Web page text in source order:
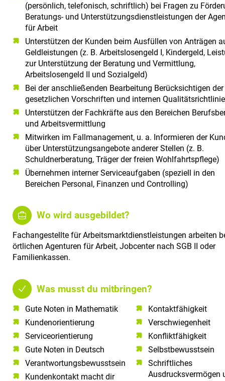
(persönlich, telefonisch, schriftlich) bei Fragen zu
Beratungs- und Unterstützungsdienstleistungen der
für Arbeit
Unterstützen der Kunden beim Ausfüllen von Anträgen
Geldleistungen (z. B. Arbeitslosengeld I, Kindergeld,
zur Unterstützung der Beratung und Vermittlung,
Arbeitslosengeld II und Sozialgeld)
Bei der anschließenden Bearbeitung Berücksichtigen der
gesetzlichen Vorschriften und internen
Unterstützen der Fachkräfte aus den Bereichen
und Arbeitsvermittlung
Mitwirken im Fallmanagement, u. a. Informieren der
über Unterstützungsangebote anderer Stellen (z. B.
Schuldnerberatung, Träger der freien Wohlfahrtspflege)
Übernehmen interner Serviceaufgaben (speziell in den
Bereichen Personal, Finanzen und Controlling)
Wo wird ausgebildet?
Fachangestellte für Arbeitsmarktdienstleistungen arbeiten
örtlichen Agenturen für Arbeit, Jobcenter nach SGB II oder
Familienkassen.
Was musst du mitbringen?
Gute Noten in Mathematik​
Kundenorientierung​
Serviceorientierung​
Gute Noten in Deutsch​
Verantwortungsbewusstsein​
Kundenkontakt macht dir
Kontaktfähigkeit
Verschwiegenheit
Konfliktfähigkeit
Selbstbewusstsein
Schriftliches
Ausdrucksvermögen